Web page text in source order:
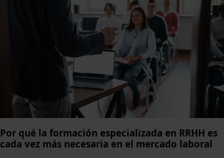
Por qué la formación especializada en RRHH es
cada vez más necesaria en el mercado laboral